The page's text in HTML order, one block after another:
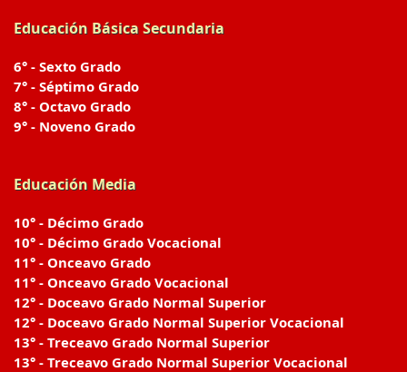
Educación Básica Secundaria
6° - Sexto Grado
7° - Séptimo Grado
8° - Octavo Grado
9° - Noveno Grado
Educación Media
10° - Décimo Grado
10° - Décimo Grado Vocacional
11° - Onceavo Grado
11° - Onceavo Grado Vocacional
12° - Doceavo Grado Normal Superior
12° - Doceavo Grado Normal Superior Vocacional
13° - Treceavo Grado Normal Superior
13° - Treceavo Grado Normal Superior Vocacional